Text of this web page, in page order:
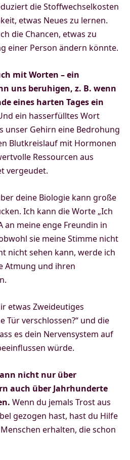
die Stoffwechselkosten
etwas Neues zu lernen.
die Chancen, etwas zu
einer Person ändern könnte.
mit Worten – ein
uns beruhigen, z. B. wenn
eines harten Tages ein
ein hasserfülltes Wort
unser Gehirn eine Bedrohung
Blutkreislauf mit Hormonen
Ressourcen aus
vergeudet.
deine Biologie kann große
Ich kann die Worte „Ich
an meine enge Freundin in
sie meine Stimme nicht
nicht sehen kann, werde ich
Atmung und ihren
etwas Zweideutiges
Tür verschlossen?“ und die
es dein Nervensystem auf
würde.
nicht nur über
auch über Jahrhunderte
Wenn du jemals Trost aus
gezogen hast, hast du Hilfe
erhalten, die schon